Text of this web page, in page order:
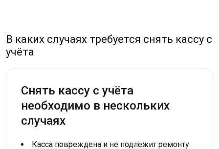
В каких случаях требуется снять кассу с
учёта
Снять кассу с учёта
необходимо в нескольких
случаях
Касса повреждена и не подлежит ремонту